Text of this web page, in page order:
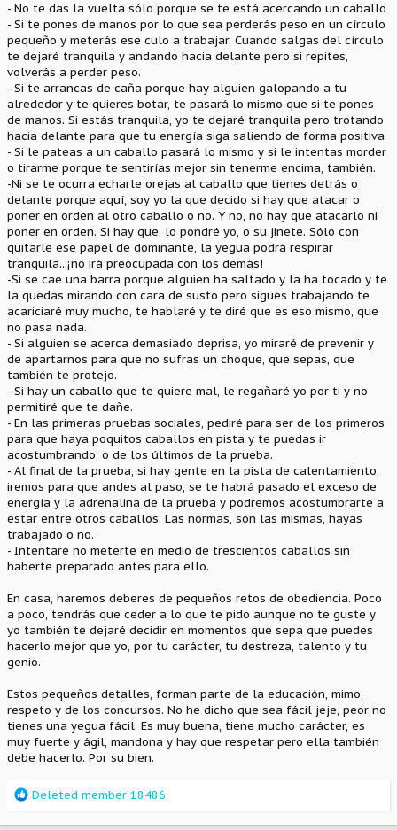
- No te das la vuelta sólo porque se te está acercando un caballo
- Si te pones de manos por lo que sea perderás peso en un círculo
pequeño y meterás ese culo a trabajar. Cuando salgas del círculo
te dejaré tranquila y andando hacia delante pero si repites,
volverás a perder peso.
- Si te arrancas de caña porque hay alguien galopando a tu
alrededor y te quieres botar, te pasará lo mismo que si te pones
de manos. Si estás tranquila, yo te dejaré tranquila pero trotando
hacia delante para que tu energía siga saliendo de forma positiva
- Si le pateas a un caballo pasará lo mismo y si le intentas morder
o tirarme porque te sentirías mejor sin tenerme encima, también.
-Ni se te ocurra echarle orejas al caballo que tienes detrás o
delante porque aquí, soy yo la que decido si hay que atacar o
poner en orden al otro caballo o no. Y no, no hay que atacarlo ni
poner en orden. Si hay que, lo pondré yo, o su jinete. Sólo con
quitarle ese papel de dominante, la yegua podrá respirar
tranquila...¡no irá preocupada con los demás!
-Si se cae una barra porque alguien ha saltado y la ha tocado y te
la quedas mirando con cara de susto pero sigues trabajando te
acariciaré muy mucho, te hablaré y te diré que es eso mismo, que
no pasa nada.
- Si alguien se acerca demasiado deprisa, yo miraré de prevenir y
de apartarnos para que no sufras un choque, que sepas, que
también te protejo.
- Si hay un caballo que te quiere mal, le regañaré yo por ti y no
permitiré que te dañe.
- En las primeras pruebas sociales, pediré para ser de los primeros
para que haya poquitos caballos en pista y te puedas ir
acostumbrando, o de los últimos de la prueba.
- Al final de la prueba, si hay gente en la pista de calentamiento,
iremos para que andes al paso, se te habrá pasado el exceso de
energía y la adrenalina de la prueba y podremos acostumbrarte a
estar entre otros caballos. Las normas, son las mismas, hayas
trabajado o no.
- Intentaré no meterte en medio de trescientos caballos sin
haberte preparado antes para ello.
En casa, haremos deberes de pequeños retos de obediencia. Poco
a poco, tendrás que ceder a lo que te pido aunque no te guste y
yo también te dejaré decidir en momentos que sepa que puedes
hacerlo mejor que yo, por tu carácter, tu destreza, talento y tu
genio.
Estos pequeños detalles, forman parte de la educación, mimo,
respeto y de los concursos. No he dicho que sea fácil jeje, peor no
tienes una yegua fácil. Es muy buena, tiene mucho carácter, es
muy fuerte y ágil, mandona y hay que respetar pero ella también
debe hacerlo. Por su bien.
R
a
Deleted member 18486